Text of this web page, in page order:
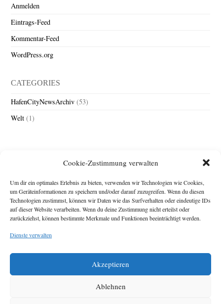
Cookie-Zustimmung verwalten
Um dir ein optimales Erlebnis zu bieten, verwenden wir Technologien wie Cookies,
um Geräteinformationen zu speichern und/oder darauf zuzugreifen. Wenn du diesen
Technologien zustimmst, können wir Daten wie das Surfverhalten oder eindeutige IDs
auf dieser Website verarbeiten. Wenn du deine Zustimmung nicht erteilst oder
zurückziehst, können bestimmte Merkmale und Funktionen beeinträchtigt werden.
Dienste verwalten
Akzeptieren
Ablehnen
Anmelden
Eintrags-Feed
Kommentar-Feed
WordPress.org
CATEGORIES
HafenCityNewsArchiv (53)
Welt (1)
Impressum
Michael Baden,
Diese Webseite stellt
zehn Jahre der